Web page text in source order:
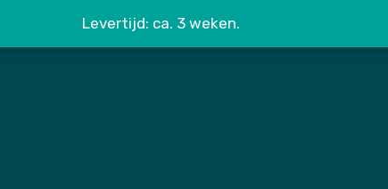
Levertijd: ca. 3 weken.